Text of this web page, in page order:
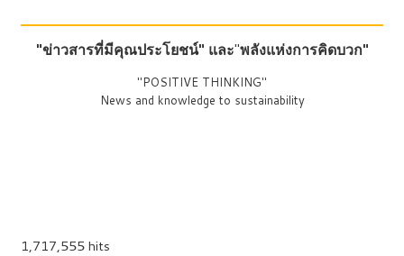
"ข่าวสารที่มีคุณประโยชน์" และ"พลังแห่งการคิดบวก"
"POSITIVE THINKING"
News and knowledge to sustainability
1,717,555 hits